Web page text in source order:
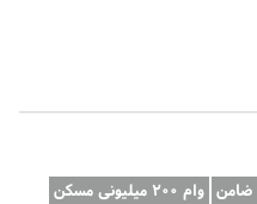
وام ۲۰۰ میلیونی مسکن